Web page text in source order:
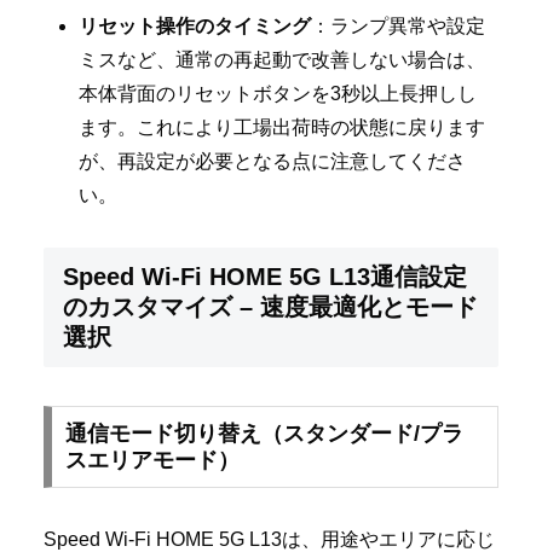
リセット操作のタイミング：ランプ異常や設定
ミスなど、通常の再起動で改善しない場合は、
本体背面のリセットボタンを3秒以上長押しし
ます。これにより工場出荷時の状態に戻ります
が、再設定が必要となる点に注意してくださ
い。
Speed Wi-Fi HOME 5G L13通信設定
のカスタマイズ – 速度最適化とモード
選択
通信モード切り替え（スタンダード/プラ
スエリアモード）
Speed Wi-Fi HOME 5G L13は、用途やエリアに応じ